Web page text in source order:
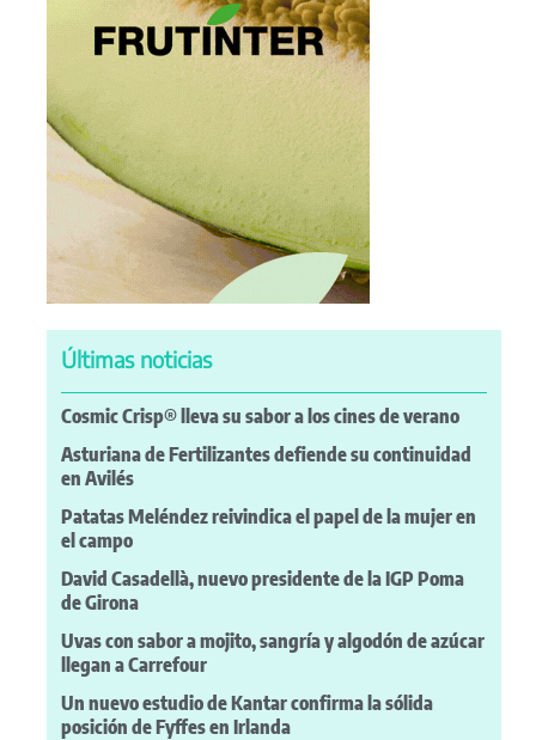
Últimas noticias
Cosmic Crisp® lleva su sabor a los cines de verano
Asturiana de Fertilizantes defiende su continuidad
en Avilés
Patatas Meléndez reivindica el papel de la mujer en
el campo
David Casadellà, nuevo presidente de la IGP Poma
de Girona
Uvas con sabor a mojito, sangría y algodón de azúcar
llegan a Carrefour
Un nuevo estudio de Kantar confirma la sólida
posición de Fyffes en Irlanda